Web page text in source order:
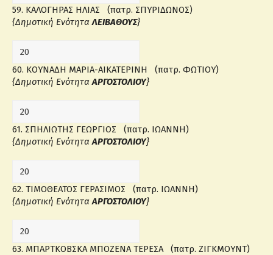
59. ΚΑΛΟΓΗΡΑΣ ΗΛΙΑΣ (πατρ. ΣΠΥΡΙΔΩΝΟΣ)
{Δημοτική ΕνότηταΛΕΙΒΑΘΟΥΣ}
60. ΚΟΥΝΑΔΗ ΜΑΡΙΑ-ΑΙΚΑΤΕΡΙΝΗ (πατρ. ΦΩΤΙΟΥ)
{Δημοτική ΕνότηταΑΡΓΟΣΤΟΛΙΟΥ}
61. ΣΠΗΛΙΩΤΗΣ ΓΕΩΡΓΙΟΣ (πατρ. ΙΩΑΝΝΗ)
{Δημοτική ΕνότηταΑΡΓΟΣΤΟΛΙΟΥ}
62. ΤΙΜΟΘΕΑΤΟΣ ΓΕΡΑΣΙΜΟΣ (πατρ. ΙΩΑΝΝΗ)
{Δημοτική ΕνότηταΑΡΓΟΣΤΟΛΙΟΥ}
63. ΜΠΑΡΤΚΟΒΣΚΑ ΜΠΟΖΕΝΑ ΤΕΡΕΣΑ (πατρ. ΖΙΓΚΜΟΥΝΤ)